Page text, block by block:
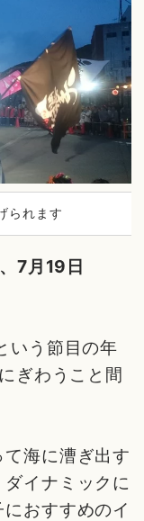
られます
7月19日
いう節目の年
ぎわうこと間
海に漕ぎ出す
ダイナミックに
おすすめのイ